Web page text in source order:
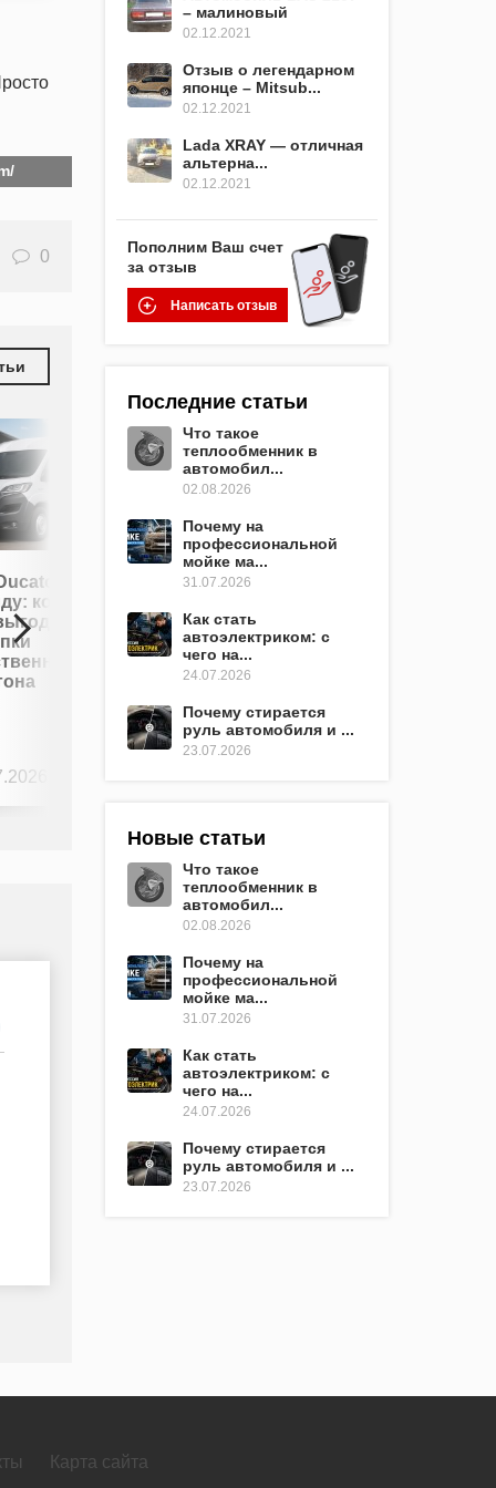
0
в
когда
Авто в
выбрать
выгодные
условия и
– малиновый
02.12.2021
Отзыв о легендарном
японце – Mitsub...
02.12.2021
Lada XRAY — отличная
альтерна...
02.12.2021
Пополним Ваш счет
за отзыв
Написать отзыв
Последние статьи
Что такое
теплообменник в
автомобил...
02.08.2026
Почему на
профессиональной
мойке ма...
31.07.2026
Как стать
автоэлектриком: с
чего на...
24.07.2026
Почему стирается
руль автомобиля и ...
23.07.2026
Новые статьи
Что такое
теплообменник в
автомобил...
02.08.2026
Почему на
профессиональной
мойке ма...
31.07.2026
Как стать
автоэлектриком: с
чего на...
24.07.2026
Почему стирается
руль автомобиля и ...
23.07.2026
Карта сайта